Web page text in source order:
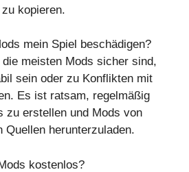
kopieren.
mein Spiel beschädigen?
die meisten Mods sicher sind,
sein oder zu Konflikten mit
Es ist ratsam, regelmäßig
zu erstellen und Mods von
Quellen herunterzuladen.
kostenlos?